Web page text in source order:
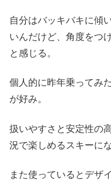
自分はバッキバキに傾
いんだけど、角度をつ
と感じる。
個人的に昨年乗ってみ
が好み。
扱いやすさと安定性の
況で楽しめるスキーに
また使っているとデザ